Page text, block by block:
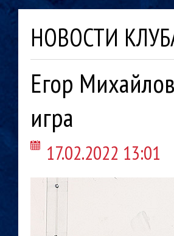
НОВОСТИ
Егор
игра
17.02.2022 13:01